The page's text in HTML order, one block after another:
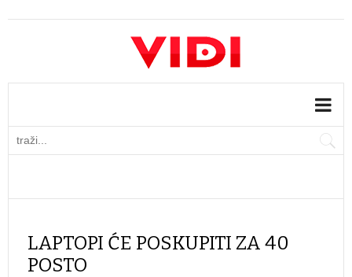
LAPTOPI ĆE POSKUPITI ZA 40
POSTO